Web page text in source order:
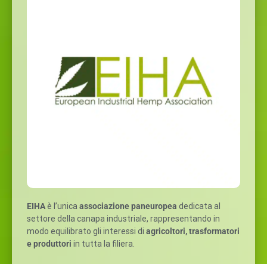
EIHAè l’unica associazione paneuropea dedicata al
settore della canapa industriale, rappresentando in
modo equilibrato gli interessi di agricoltori, trasformatori
e produttori in tutta la filiera.